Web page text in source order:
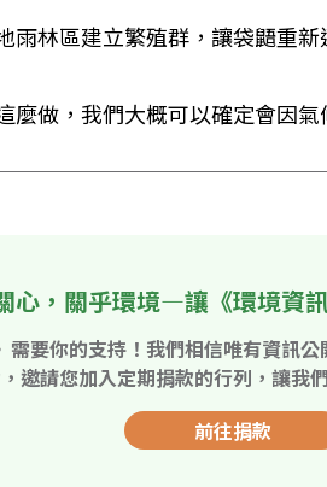
雨林區建立繁殖群，讓袋鼯重
麼做，我們大概可以確定會因氣
心，關乎環境—讓《環境資
需要你的支持！我們相信唯有資訊
邀請您加入定期捐款的行列，讓我
前往捐款